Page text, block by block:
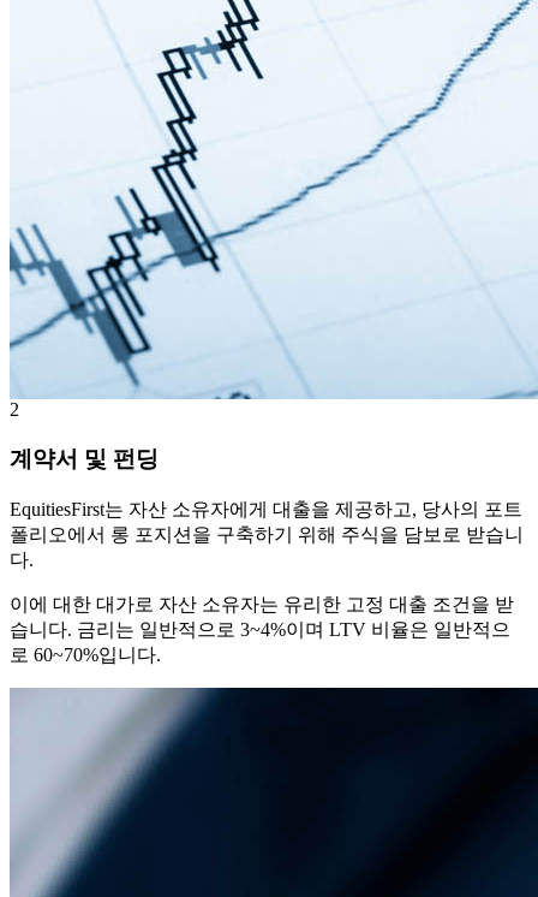
2
계약서 및 펀딩
EquitiesFirst는 자산 소유자에게 대출을 제공하고, 당사의 포트
폴리오에서 롱 포지션을 구축하기 위해 주식을 담보로 받습니
다.
이에 대한 대가로 자산 소유자는 유리한 고정 대출 조건을 받
습니다. 금리는 일반적으로 3~4%이며 LTV 비율은 일반적으
로 60~70%입니다.